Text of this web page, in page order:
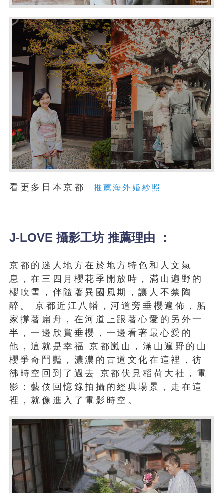
看更多日本京都 推薦海外婚紗照
J-LOVE 攝影工坊 推薦理由 ：
京都的迷人地方在於地方特色和人文氣
息，在三四月櫻花季開放時，滿山遍野的
櫻吹雪，伴隨著異國風期，讓人不禁陶
醉。 京都近江八幡，河道旁垂櫻遍佈，船
家撐著扁舟，在河道上跟著心愛的另外一
半，一邊欣賞垂櫻，一邊看著最心愛的
他，這就是幸福 京都嵐山，滿山遍野的山
櫻爭奇鬥豔，濃濃的古道文化在這裡，彷
彿時空回到了過去 京都伏見稻荷大社，電
影：藝伎回憶錄拍攝的經典場景，走在這
裡，就像進入了電影時空。